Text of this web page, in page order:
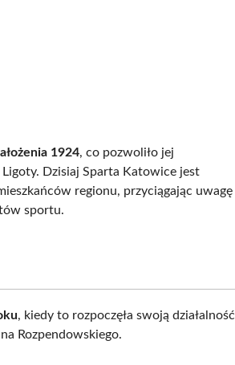
1924, co pozwoliło jej
Dzisiaj Sparta Katowice jest
regionu, przyciągając uwagę
sportu.
, kiedy to rozpoczęła swoją działalność
Rozpendowskiego.